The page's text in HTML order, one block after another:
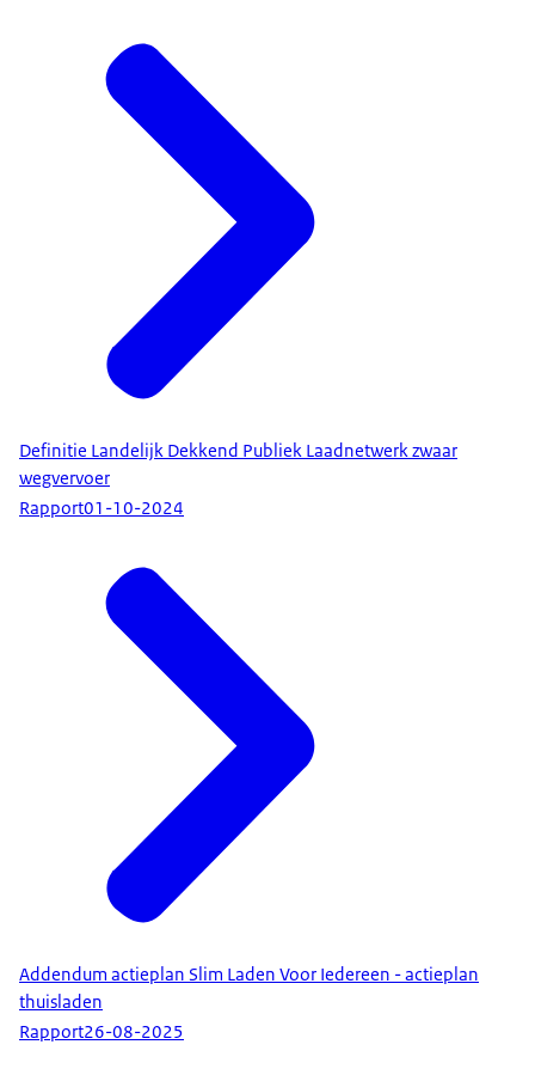
Definitie Landelijk Dekkend Publiek Laadnetwerk zwaar
wegvervoer
Rapport01-10-2024
Addendum actieplan Slim Laden Voor Iedereen - actieplan
thuisladen
Rapport26-08-2025